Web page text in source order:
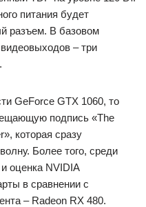
питания будет
разъем. В базовом
– три
GeForce GTX 1060, то
подпись «The
которая сразу
Более того, среди
оценка NVIDIA
в сравнении с
– Radeon RX 480.